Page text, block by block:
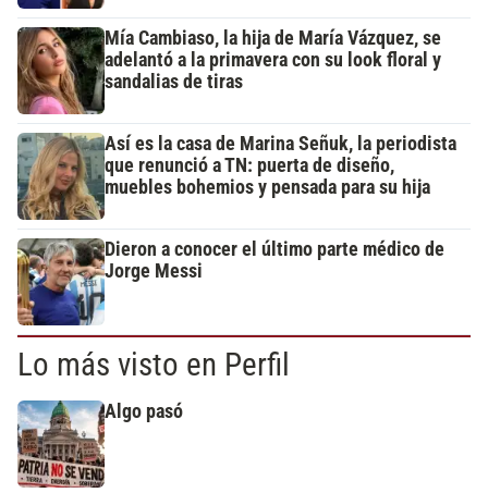
Mía Cambiaso, la hija de María Vázquez, se
adelantó a la primavera con su look floral y
sandalias de tiras
Así es la casa de Marina Señuk, la periodista
que renunció a TN: puerta de diseño,
muebles bohemios y pensada para su hija
Dieron a conocer el último parte médico de
Jorge Messi
Lo más visto en Perfil
Algo pasó